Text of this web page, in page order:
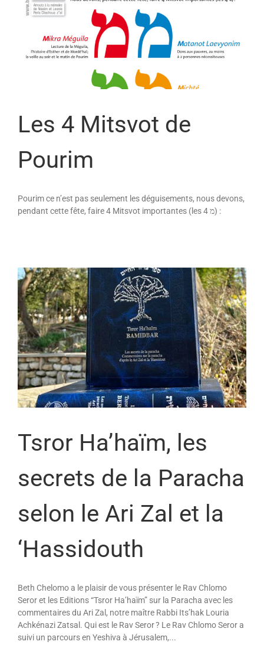
Les 4 Mitsvot de
Pourim
Pourim ce n’est pas seulement les déguisements, nous devons,
pendant cette fête, faire 4 Mitsvot importantes (les 4 מ) :
Tsror Ha’haïm, les
secrets de la Paracha
selon le Ari Zal et la
‘Hassidouth
Beth Chelomo a le plaisir de vous présenter le Rav Chlomo
Seror et les Editions “Tsror Ha’haïm” sur la Paracha avec les
commentaires du Ari Zal, notre maître Rabbi Its’hak Louria
Achkénazi Zatsal. Qui est le Rav Seror ? Le Rav Chlomo Seror a
suivi un parcours en Yeshiva à Jérusalem,...